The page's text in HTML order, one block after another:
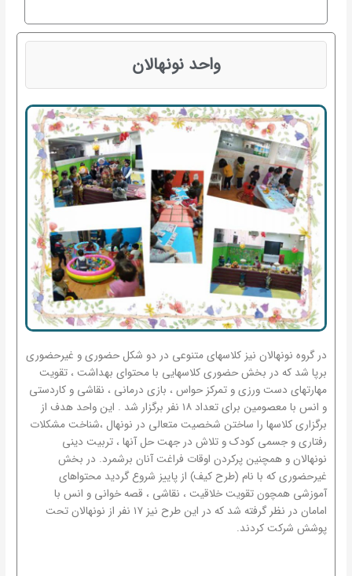
واحد نونهالان
در گروه نونهالان نیز کلاسهای متنوعی در دو شکل حضوری و غیرحضوری
برپا شد که در بخش حضوری کلاسهایی با محتوای بهداشت ، تقویت
مهارتهای دست ورزی و تمرکز حواس ، بازی درمانی ، نقاشی و کاردستی
و انس با معصومین برای تعداد ۱۸ نفر برگزار شد . این واحد هدف از
برگزاری کلاسها را ساختن شخصیت متعالی در نونهال ،شناخت مشکلات
رفتاری و جسمی کودک و تلاش در جهت حل آنها ، تربیت دینی
نونهالان و همچنین پرکردن اوقات فراغت آنان برشمرد. در بخش
غیرحضوری که با نام (طرح کیف) از پاییز شروع گردید محتواهای
آموزشی همچون تقویت خلاقیت ، نقاشی ، قصه خوانی و انس با
امامان در نظر گرفته شد که در این طرح نیز ۱۷ نفر از نونهالان تحت
پوشش شرکت کردند.